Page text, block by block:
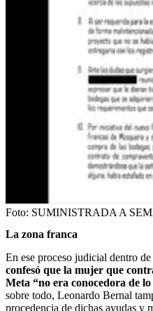
Foto: SUMINISTRADA A
La zona franca
En ese proceso judicial dentro
confesó que la mujer que
Meta “no era conocedora de
sobre todo, Leonardo Bernal
procedencia de dichas ayudas y